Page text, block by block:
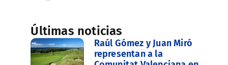
Últimas noticias
Raúl Gómez y Juan Miró
representan a la